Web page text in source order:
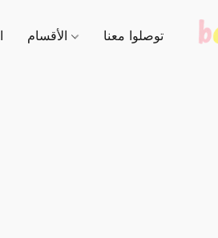
توصلوا معنا